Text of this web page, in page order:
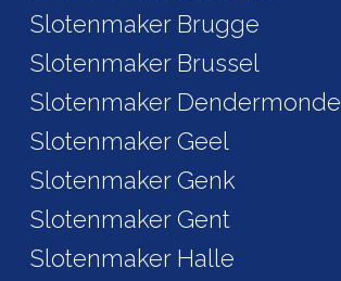
Slotenmaker Brugge
Slotenmaker Brussel
Slotenmaker Dendermonde
Slotenmaker Geel
Slotenmaker Genk
Slotenmaker Gent
Slotenmaker Halle